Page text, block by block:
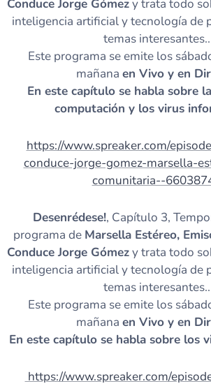
Conduce Jorge Gómezy trata todo
inteligencia artificial y tecnología de
temas interesantes..
Este programa se emite los
mañana en Vivo y en
En este capítulo se habla sobre
computación y los virus
https://www.spreaker.com/
conduce-jorge-gomez-marsella-
comunitaria--
Desenrédese!, Capítulo 3,
programa de Marsella Estéreo,
Conduce Jorge Gómezy trata todo
inteligencia artificial y tecnología de
temas interesantes..
Este programa se emite los
mañana en Vivo y en
En este capítulo se habla sobre los
https://www.spreaker.com/